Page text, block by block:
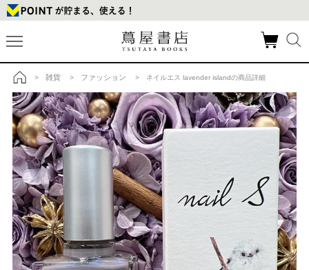
トップ
> 雑貨 > ファッション > ネイルエス lavender islandの商品詳細